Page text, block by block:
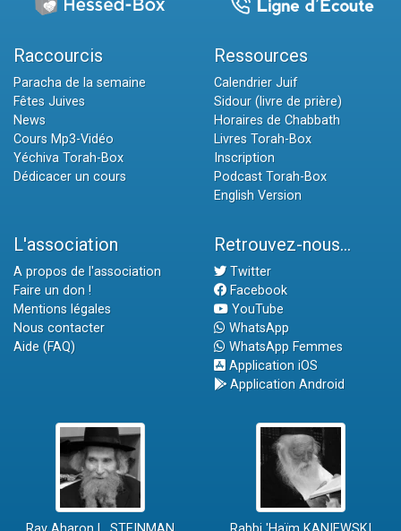
Raccourcis
Paracha de la semaine
Fêtes Juives
News
Cours Mp3-Vidéo
Yéchiva Torah-Box
Dédicacer un cours
Ressources
Calendrier Juif
Sidour (livre de prière)
Horaires de Chabbath
Livres Torah-Box
Inscription
Podcast Torah-Box
English Version
L'association
A propos de l'association
Faire un don !
Mentions légales
Nous contacter
Aide (FAQ)
Retrouvez-nous...
Twitter
Facebook
YouTube
WhatsApp
WhatsApp Femmes
Application iOS
Application Android